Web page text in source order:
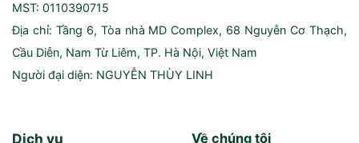
MST: 0110390715
Địa chỉ: Tầng 6, Tòa nhà MD Complex, 68 Nguyễn Cơ Thạch,
Cầu Diễn, Nam Từ Liêm, TP. Hà Nội, Việt Nam
Người đại diện: NGUYỄN THÙY LINH
Dịch vụ Về chúng tôi